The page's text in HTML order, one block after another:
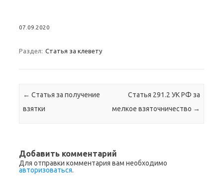
07.09.2020
Раздел: Статья за клевету
Навигация по записям
← Статья за получение
взятки
Статья 291.2 УК РФ за
мелкое взяточничество →
Добавить комментарий
Для отправки комментария вам необходимо
авторизоваться.